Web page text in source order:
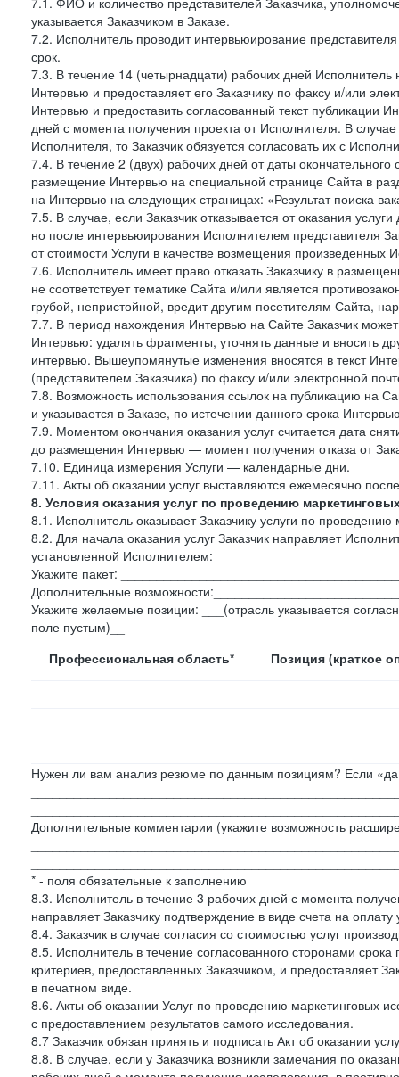
указывается Заказчиком в Заказе.
7.2. Исполнитель проводит интервьюирование
срок.
7.3. В течение 14 (четырнадцати) рабочих дней Исполнитель
Интервью и предоставляет его Заказчику по факсу и/или
Интервью и предоставить согласованный текст
дней с момента получения проекта от Исполнителя. В
Исполнителя, то Заказчик обязуется согласовать их с
7.4. В течение 2 (двух) рабочих дней от даты
размещение Интервью на специальной странице Сайта в
на Интервью на следующих страницах: «Результат поиска
7.5. В случае, если Заказчик отказывается от оказания
но после интервьюирования Исполнителем представителя
от стоимости Услуги в качестве возмещения произведенных
7.6. Исполнитель имеет право отказать Заказчику в
не соответствует тематике Сайта и/или является
грубой, непристойной, вредит другим посетителям Сайта,
7.7. В период нахождения Интервью на Сайте Заказчик
Интервью: удалять фрагменты, уточнять данные и вносить
интервью. Вышеупомянутые изменения вносятся в текст
(представителем Заказчика) по факсу и/или электронной
7.8. Возможность использования ссылок на публикацию на
и указывается в Заказе, по истечении данного срока
7.9. Моментом окончания оказания услуг считается дата
до размещения Интервью — момент получения отказа от
7.10. Единица измерения Услуги — календарные дни.
7.11. Акты об оказании услуг выставляются ежемесячно
8. Условия оказания услуг по проведению
8.1. Исполнитель оказывает Заказчику услуги по
8.2. Для начала оказания услуг Заказчик направляет
установленной Исполнителем:
Укажите пакет:
Дополнительные
Укажите желаемые позиции: ___(отрасль указывается
поле пустым)__
Профессиональная область*
Позиция (краткое
Нужен ли вам анализ резюме по данным позициям? Если
Дополнительные комментарии (укажите возможность
* - поля обязательные к заполнению
8.3. Исполнитель в течение 3 рабочих дней с момента
направляет Заказчику подтверждение в виде счета на оплату
8.4. Заказчик в случае согласия со стоимостью услуг
8.5. Исполнитель в течение согласованного сторонами
критериев, предоставленных Заказчиком, и предоставляет
в печатном виде.
8.6. Акты об оказании Услуг по проведению маркетинговых
с предоставлением результатов самого исследования.
8.7 Заказчик обязан принять и подписать Акт об оказании
8.8. В случае, если у Заказчика возникли замечания по